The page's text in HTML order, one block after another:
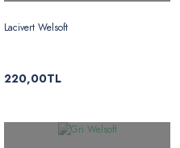
Lacivert Welsoft
220,00TL